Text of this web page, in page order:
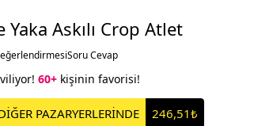
Yaka Askılı Crop Atlet
Soru Cevap
60+ kişinin favorisi!
PAZARYERLERİNDE 246,51₺